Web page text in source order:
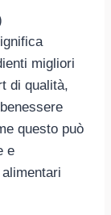
migliori
di qualità,
questo può
e